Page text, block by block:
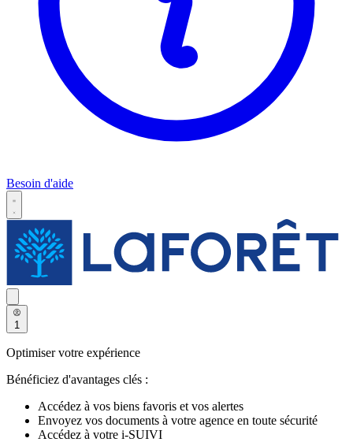
Besoin d'aide
1
Optimiser votre expérience
Bénéficiez d'avantages clés :
Accédez à vos biens favoris et vos alertes
Envoyez vos documents à votre agence en toute sécurité
Accédez à votre i-SUIVI